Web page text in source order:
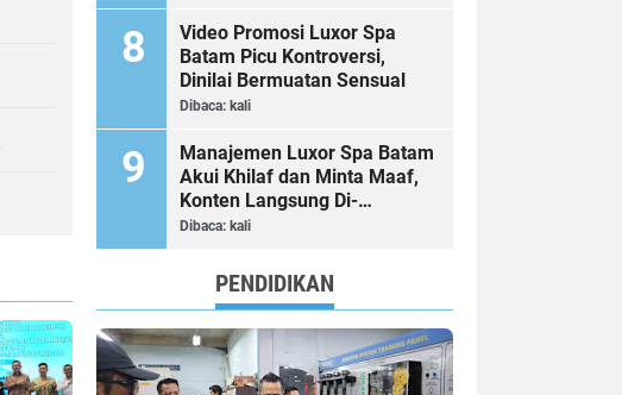
Video Promosi Luxor Spa
Batam Picu Kontroversi,
Dinilai Bermuatan Sensual
Dibaca: kali
Manajemen Luxor Spa Batam
Akui Khilaf dan Minta Maaf,
Konten Langsung Di-
Takedown
Dibaca: kali
PENDIDIKAN